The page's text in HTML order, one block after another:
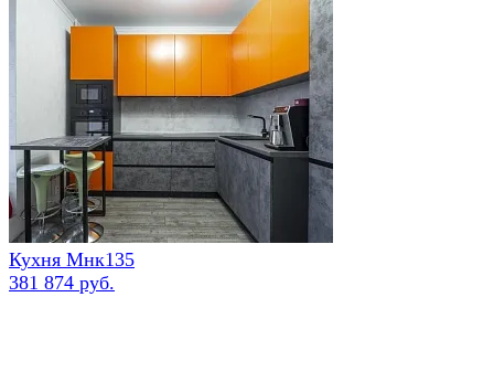
Кухня Мнк135
381 874 руб.